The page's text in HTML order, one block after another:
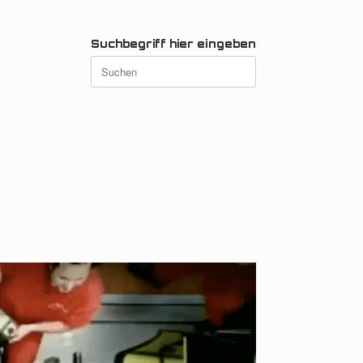
Suchbegriff hier eingeben
Suchen
nach: